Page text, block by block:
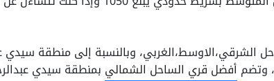
الشرقي،الاوسط،الغربي، وبالنسبة إلى منطقة سيدي
وتضم أفضل قري الساحل الشمالي بمنطقة سيدي